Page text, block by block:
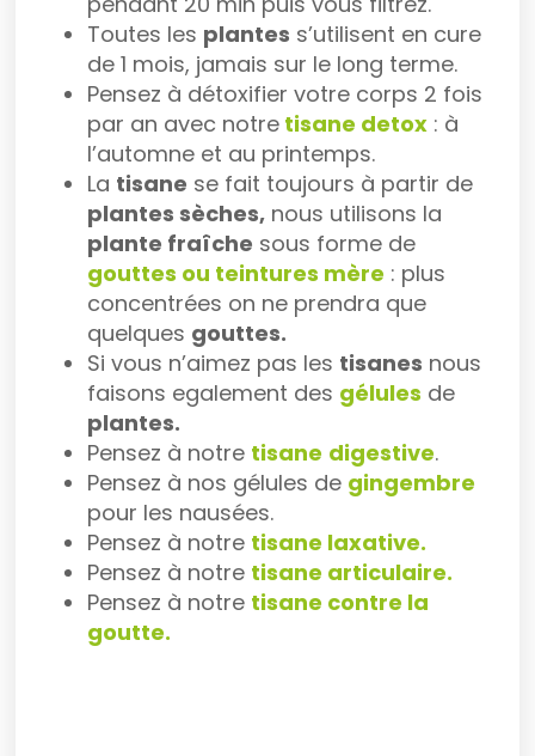
Toutes les plantes s’utilisent en cure
de 1 mois, jamais sur le long terme.
Pensez à détoxifier votre corps 2 fois
par an avec notre tisane detox : à
l’automne et au printemps.
La tisane se fait toujours à partir de
plantes sèches, nous utilisons la
plante fraîche sous forme de
gouttes ou teintures mère : plus
concentrées on ne prendra que
quelques gouttes.
Si vous n’aimez pas les tisanes nous
faisons egalement des gélules de
plantes.
Pensez à notre tisane digestive.
Pensez à nos gélules de gingembre
pour les nausées.
Pensez à notre tisane laxative.
Pensez à notre tisane articulaire.
Pensez à notre tisane contre la
goutte.